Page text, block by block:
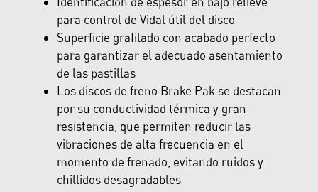
para control de Vidal útil del disco
Superficie grafilado con acabado perfecto
para garantizar el adecuado asentamiento
de las pastillas
Los discos de freno Brake Pak se destacan
por su conductividad térmica y gran
resistencia, que permiten reducir las
vibraciones de alta frecuencia en el
momento de frenado, evitando ruidos y
chillidos desagradables